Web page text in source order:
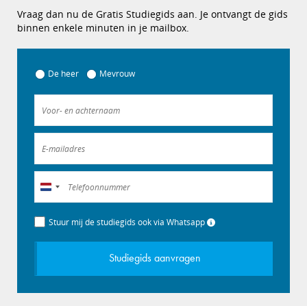
Vraag dan nu de Gratis Studiegids aan. Je ontvangt de gids
binnen enkele minuten in je mailbox.
De heer Mevrouw
Nederland
+31
Stuur mij de studiegids ook via Whatsapp
Studiegids aanvragen